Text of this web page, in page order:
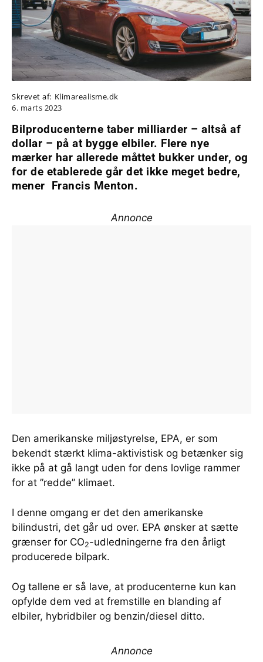
Skrevet af: Klimarealisme.dk
6. marts 2023
Bilproducenterne taber milliarder – altså af
dollar – på at bygge elbiler. Flere nye
mærker har allerede måttet bukker under, og
for de etablerede går det ikke meget bedre,
mener Francis Menton.
Annonce
Den amerikanske miljøstyrelse, EPA, er som
bekendt stærkt klima-aktivistisk og betænker sig
ikke på at gå langt uden for dens lovlige rammer
for at ”redde” klimaet.
I denne omgang er det den amerikanske
bilindustri, det går ud over. EPA ønsker at sætte
grænser for CO2-udledningerne fra den årligt
producerede bilpark.
Og tallene er så lave, at producenterne kun kan
opfylde dem ved at fremstille en blanding af
elbiler, hybridbiler og benzin/diesel ditto.
Annonce